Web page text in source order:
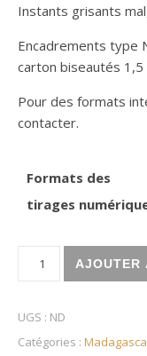
Instants grisants
Encadrements type
carton biseautés 1,5
Pour des formats
contacter.
Formats des
tirages
quantité de LaAJOUTER
UGS : ND
Catégories :